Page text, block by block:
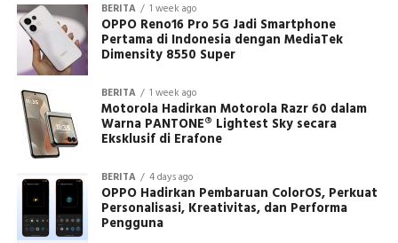
BERITA 1 week ago
OPPO Reno16 Pro 5G Jadi Smartphone
Pertama di Indonesia dengan MediaTek
Dimensity 8550 Super
BERITA 1 week ago
Motorola Hadirkan Motorola Razr 60 dalam
Warna PANTONE® Lightest Sky secara
Eksklusif di Erafone
BERITA 4 days ago
OPPO Hadirkan Pembaruan ColorOS, Perkuat
Personalisasi, Kreativitas, dan Performa
Pengguna